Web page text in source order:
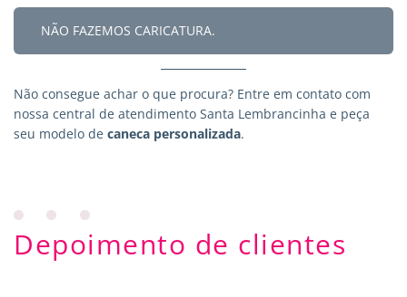
NÃO FAZEMOS CARICATURA.
Não consegue achar o que procura? Entre em contato com
nossa central de atendimento Santa Lembrancinha e peça
seu modelo de caneca personalizada.
Depoimento de clientes